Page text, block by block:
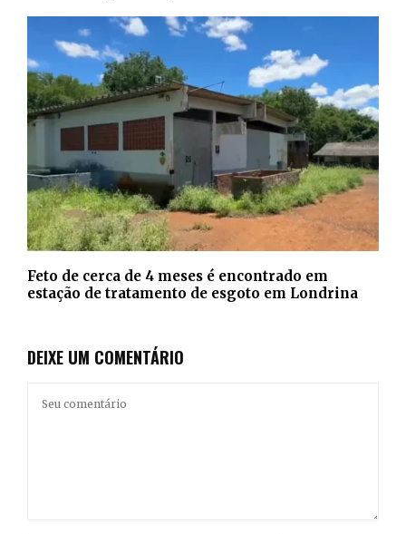
Feto de cerca de 4 meses é encontrado em
estação de tratamento de esgoto em Londrina
DEIXE UM COMENTÁRIO